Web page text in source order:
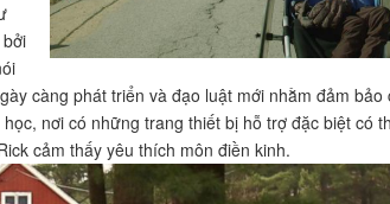
càng phát triển và đạo luật mới nhằm đảm bảo
nơi có những trang thiết bị hỗ trợ đặc biệt có
cảm thấy yêu thích môn điền kinh.